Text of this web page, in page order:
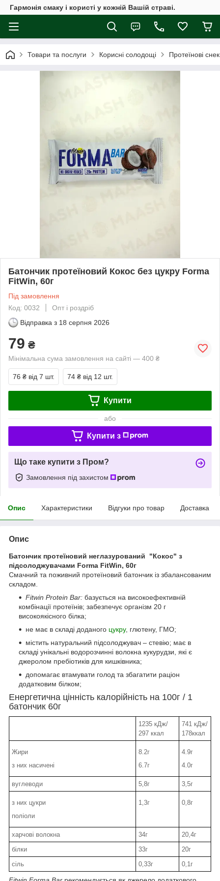
Гармонія смаку і користі у кожній Вашій страві.
Товари та послуги Корисні солодощі Протеїнові
Батончик протеїновий Кокос без цукру Forma
FitWin, 60г
Під замовлення
Код: 0032
Опт і роздріб
Відправка з 18 серпня 2026
79 ₴
Мінімальна сума замовлення на сайті — 400 ₴
76 ₴ від 7 шт. 74 ₴ від 12 шт.
Купити
або
Купити з
Що таке купити з Пром?
Замовлення під захистом
Опис Характеристики Відгуки про товар Доставка
Опис
Батончик протеїновий неглазурований "Кокос" з
підсолоджувачами Forma FitWin, 60г
Смачний та поживний протеїновий батончик із збалансованим
складом.
Fitwin Protein Bar: базується на високоефективній
комбінації протеїнів; забезпечує організм 20 г
високоякісного білка;
не має в складі доданого цукру, глютену, ГМО;
містить натуральний підсолоджувач – стевію; має в
складі унікальні водорозчинні волокна кукурудзи, які є
джеролом пребіотиків для кишківника;
допомагає втамувати голод та збагатити раціон
додатковим білком;
Енергетична цінність калорійність на 100г / 1
батончик 60г
1235 кДж/
297 ккал
741 кДж/
178ккал
Жири
з них насичені
8.2г
6.7г
4.9г
4.0г
вуглеводи 5,8г 3,5г
з них цукри
поліоли
1,3г 0,8г
харчові волокна 34г
20,4г
білки
33г
20г
сіль
0,33г 0,1г